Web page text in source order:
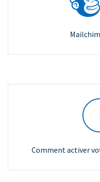
Comment activer